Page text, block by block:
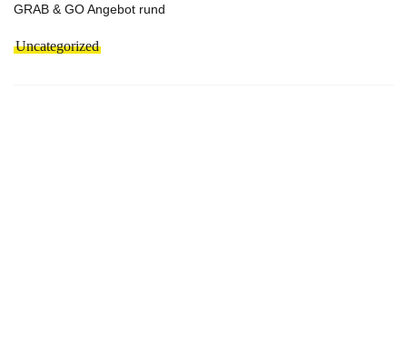
GRAB & GO Angebot rund
Uncategorized